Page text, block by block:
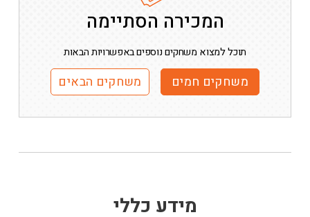
המכירה הסתיימה
תוכל למצוא משחקים נוספים באפשרויות הבאות
משחקים חמים משחקים הבאים
מידע כללי